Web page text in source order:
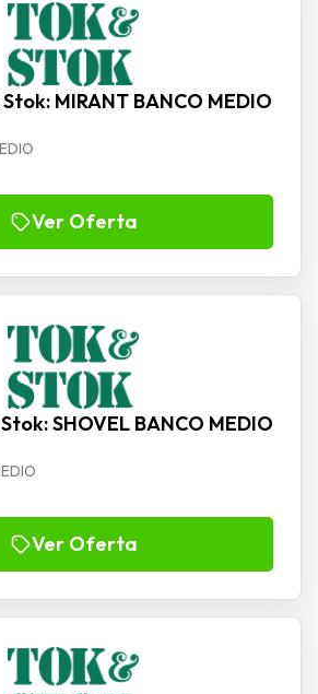
MIRANT BANCO MEDIO
Ver Oferta
SHOVEL BANCO MEDIO
Ver Oferta